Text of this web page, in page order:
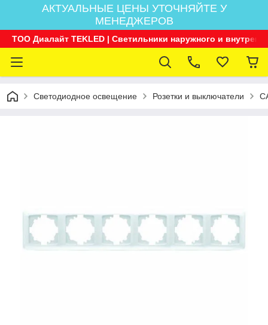
АКТУАЛЬНЫЕ ЦЕНЫ УТОЧНЯЙТЕ У
МЕНЕДЖЕРОВ
ТОО Диалайт TEKLED | Светильники наружного и
Светодиодное освещение Розетки и выключатели